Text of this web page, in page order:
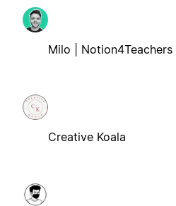
Milo | Notion4Teachers
Creative Koala